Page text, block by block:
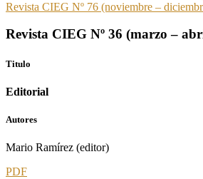
Revista CIEG Nº 76 (noviembre –
Revista CIEG Nº 36 (marzo –
Titulo
Editorial
Autores
Mario Ramírez (editor)
PDF